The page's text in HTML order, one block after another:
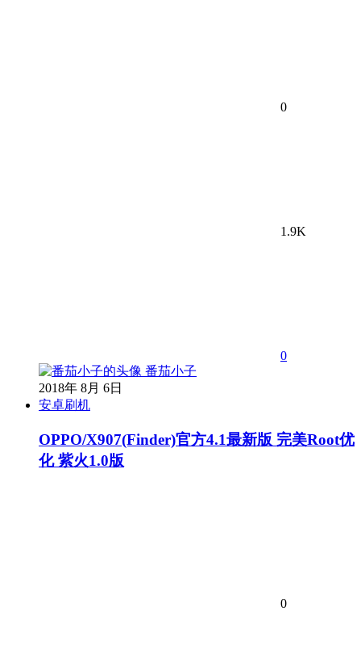
0
1.9K
0
番茄小子
2018年 8月 6日
安卓刷机
OPPO/X907(Finder)官方4.1最新版 完美Root优
化 紫火1.0版
0